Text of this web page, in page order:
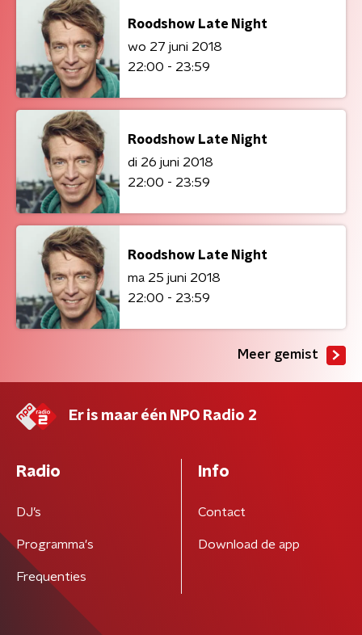
Roodshow Late Night
wo 27 juni 2018
22:00 - 23:59
Roodshow Late Night
di 26 juni 2018
22:00 - 23:59
Roodshow Late Night
ma 25 juni 2018
22:00 - 23:59
Meer gemist
Er is maar één NPO Radio 2
Radio
DJ’s
Programma's
Frequenties
Info
Contact
Download de app